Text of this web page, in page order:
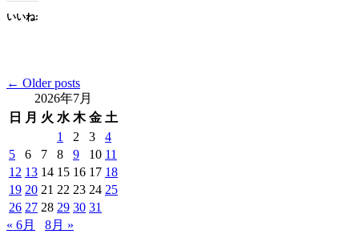
いいね:
Posts
navigation
← Older posts
2026年7月
日
月 火 水 木 金 土
1
2 3
4
5
6 7 8 9 10 11
12 13 14 15 16 17 18
19 20 21 22 23 24 25
26 27 28 29 30 31
« 6月
8月 »